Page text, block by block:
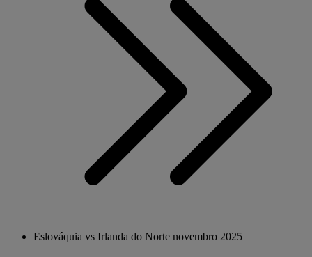
Eslováquia vs Irlanda do Norte novembro 2025